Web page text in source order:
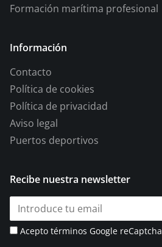
Formación marítima profesional
Información
Contacto
Política de cookies
Política de privacidad
Aviso legal
Puertos deportivos
Recibe nuestra newsletter
Acepto términos Google reCaptcha